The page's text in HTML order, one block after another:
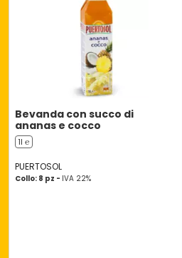
Bevanda con succo di
ananas e cocco
1l ℮
PUERTOSOL
Collo: 8 pz - IVA 22%